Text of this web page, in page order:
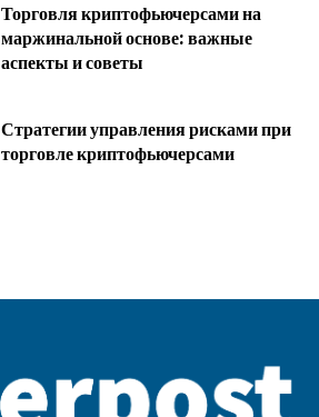
Торговля криптофьючерсами на
маржинальной основе: важные
аспекты и советы
Стратегии управления рисками при
торговле криптофьючерсами